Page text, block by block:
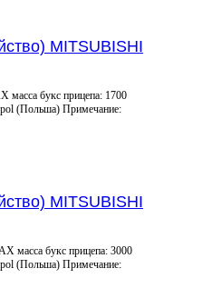
MITSUBISHI
масса букс прицепа: 1700
(Польша) Примечание:
MITSUBISHI
масса букс прицепа: 3000
(Польша) Примечание: